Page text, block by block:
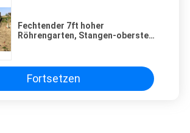
Fechtender 7ft hoher
Röhrengarten, Stangen-oberster
Fortsetzen